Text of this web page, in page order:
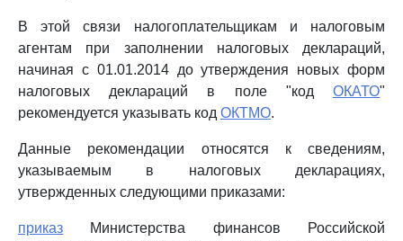
В этой связи налогоплательщикам и налоговым
агентам при заполнении налоговых деклараций,
начиная с 01.01.2014 до утверждения новых форм
налоговых деклараций в поле "код ОКАТО"
рекомендуется указывать код ОКТМО.
Данные рекомендации относятся к сведениям,
указываемым в налоговых декларациях,
утвержденных следующими приказами:
приказ Министерства финансов Российской